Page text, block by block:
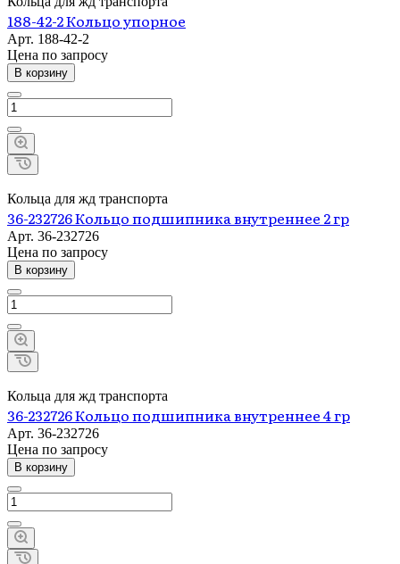
188-42-2 Кольцо упорное
Арт. 188-42-2
Цена по запросу
В корзину
Кольца для жд транспорта
36-232726 Кольцо подшипника внутреннее 2 гр
Арт. 36-232726
Цена по запросу
В корзину
Кольца для жд транспорта
36-232726 Кольцо подшипника внутреннее 4 гр
Арт. 36-232726
Цена по запросу
В корзину